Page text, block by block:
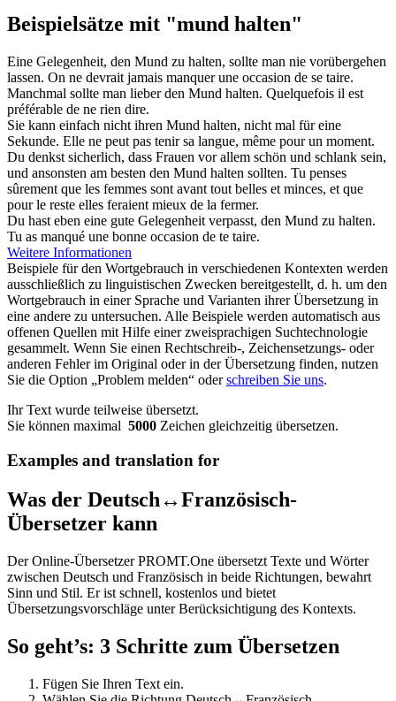
Beispielsätze mit "mund halten"
Eine Gelegenheit, den Mund zu halten, sollte man nie vorübergehen
lassen. On ne devrait jamais manquer une occasion de se taire.
Manchmal sollte man lieber den Mund halten. Quelquefois il est
préférable de ne rien dire.
Sie kann einfach nicht ihren Mund halten, nicht mal für eine
Sekunde. Elle ne peut pas tenir sa langue, même pour un moment.
Du denkst sicherlich, dass Frauen vor allem schön und schlank sein,
und ansonsten am besten den Mund halten sollten. Tu penses
sûrement que les femmes sont avant tout belles et minces, et que
pour le reste elles feraient mieux de la fermer.
Du hast eben eine gute Gelegenheit verpasst, den Mund zu halten.
Tu as manqué une bonne occasion de te taire.
Weitere Informationen
Beispiele für den Wortgebrauch in verschiedenen Kontexten werden
ausschließlich zu linguistischen Zwecken bereitgestellt, d. h. um den
Wortgebrauch in einer Sprache und Varianten ihrer Übersetzung in
eine andere zu untersuchen. Alle Beispiele werden automatisch aus
offenen Quellen mit Hilfe einer zweisprachigen Suchtechnologie
gesammelt. Wenn Sie einen Rechtschreib-, Zeichensetzungs- oder
anderen Fehler im Original oder in der Übersetzung finden, nutzen
Sie die Option „Problem melden“ oderschreiben Sie uns.
Ihr Text wurde teilweise übersetzt.
Sie können maximal 5000 Zeichen gleichzeitig übersetzen.
Examples and translation for
Was der Deutsch↔Französisch-
Übersetzer kann
Der Online-Übersetzer PROMT.One übersetzt Texte und Wörter
zwischen Deutsch und Französisch in beide Richtungen, bewahrt
Sinn und Stil. Er ist schnell, kostenlos und bietet
Übersetzungsvorschläge unter Berücksichtigung des Kontexts.
So geht’s: 3 Schritte zum Übersetzen
Fügen Sie Ihren Text ein.